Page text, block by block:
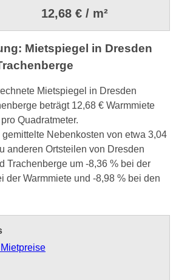
12,68 € / m²
Mietspiegel in Dresden
Mietspiegel in Dresden
beträgt 12,68 € Warmmiete
Quadratmeter.
Nebenkosten von etwa 3,04
anderen Ortsteilen von Dresden
Trachenberge um -8,36 % bei der
der Warmmiete und -8,98 % bei den